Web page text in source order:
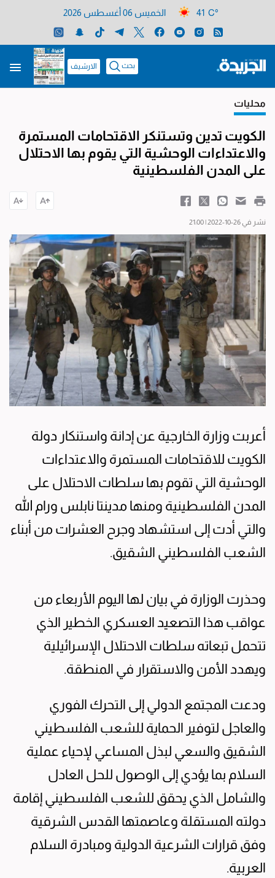
41 C° الخميس 06 أغسطس 2026
بحث الارشيف
محليات
الكويت تدين وتستنكر الاقتحامات المستمرة
والاعتداءات الوحشية التي يقوم بها الاحتلال
على المدن الفلسطينية
نشر في 26-10-2022 | 21:00
أعربت وزارة الخارجية عن إدانة واستنكار دولة
الكويت للاقتحامات المستمرة والاعتداءات
الوحشية التي تقوم بها سلطات الاحتلال على
المدن الفلسطينية ومنها مدينتا نابلس ورام الله
والتي أدت إلى استشهاد وجرح العشرات من أبناء
الشعب الفلسطيني الشقيق.
وحذرت الوزارة في بيان لها اليوم الأربعاء من
عواقب هذا التصعيد العسكري الخطير الذي
تتحمل تبعاته سلطات الاحتلال الإسرائيلية
ويهدد الأمن والاستقرار في المنطقة.
ودعت المجتمع الدولي إلى التحرك الفوري
والعاجل لتوفير الحماية للشعب الفلسطيني
الشقيق والسعي لبذل المساعي لإحياء عملية
السلام بما يؤدي إلى الوصول للحل العادل
والشامل الذي يحقق للشعب الفلسطيني إقامة
دولته المستقلة وعاصمتها القدس الشرقية
وفق قرارات الشرعية الدولية ومبادرة السلام
العربية.